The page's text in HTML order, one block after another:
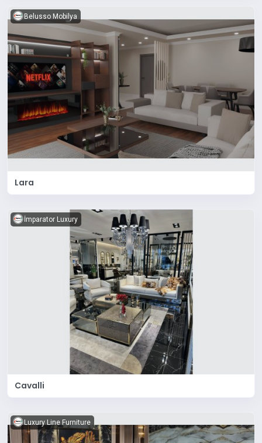
Belusso Mobilya
Lara
İmparator Luxury
Cavalli
Luxury Line Furniture